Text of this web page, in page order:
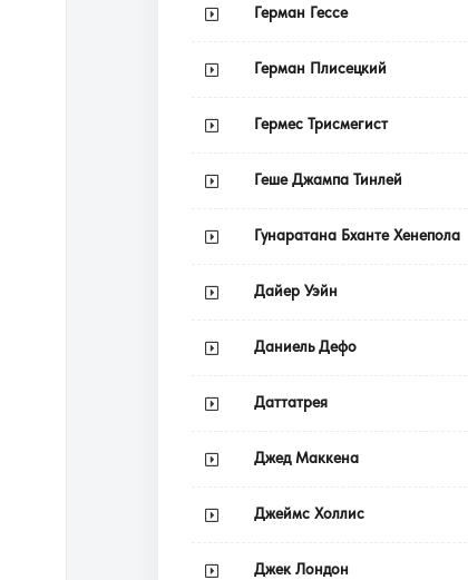
Герман Гессе
Герман Плисецкий
Гермес Трисмегист
Геше Джампа Тинлей
Гунаратана Бханте Хенепола
Дайер Уэйн
Даниель Дефо
Даттатрея
Джед Маккена
Джеймс Холлис
Джек Лондон